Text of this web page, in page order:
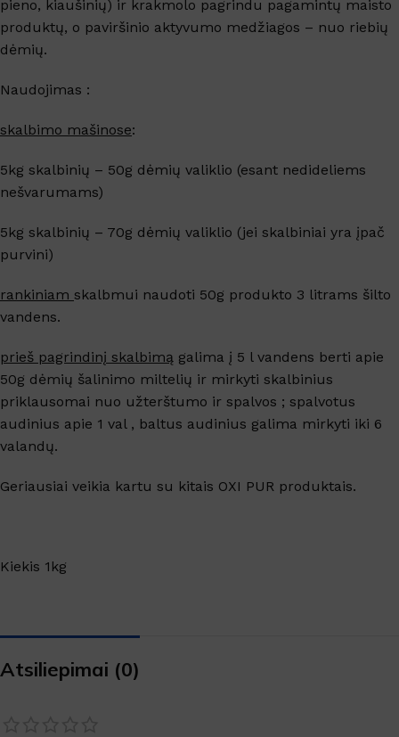
pieno, kiaušinių) ir krakmolo pagrindu pagamintų maisto
produktų, o paviršinio aktyvumo medžiagos – nuo riebių
dėmių.
Naudojimas :
skalbimo mašinose:
5kg skalbinių – 50g dėmių valiklio (esant nedideliems
nešvarumams)
5kg skalbinių – 70g dėmių valiklio (jei skalbiniai yra įpač
purvini)
rankiniam skalbmui naudoti 50g produkto 3 litrams šilto
vandens.
prieš pagrindinį skalbimą galima į 5 l vandens berti apie
50g dėmių šalinimo miltelių ir mirkyti skalbinius
priklausomai nuo užterštumo ir spalvos ; spalvotus
audinius apie 1 val , baltus audinius galima mirkyti iki 6
valandų.
Geriausiai veikia kartu su kitais OXI PUR produktais.
Kiekis 1kg
Atsiliepimai (0)